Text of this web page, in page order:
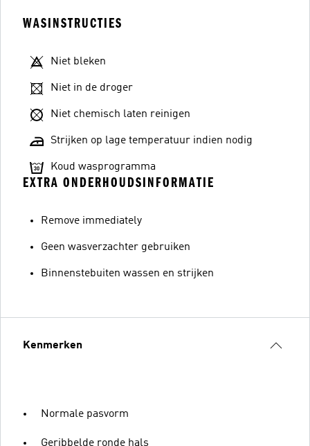
WASINSTRUCTIES
Niet bleken
Niet in de droger
Niet chemisch laten reinigen
Strijken op lage temperatuur indien nodig
Koud wasprogramma
EXTRA ONDERHOUDSINFORMATIE
Remove immediately
Geen wasverzachter gebruiken
Binnenstebuiten wassen en strijken
Kenmerken
Normale pasvorm
Geribbelde ronde hals